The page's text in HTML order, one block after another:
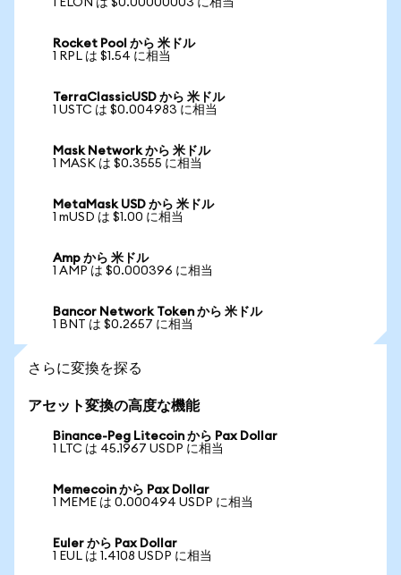
1 ELON は $0.00000003 に相当
Rocket Pool から 米ドル
1 RPL は $1.54 に相当
TerraClassicUSD から 米ドル
1 USTC は $0.004983 に相当
Mask Network から 米ドル
1 MASK は $0.3555 に相当
MetaMask USD から 米ドル
1 mUSD は $1.00 に相当
Amp から 米ドル
1 AMP は $0.000396 に相当
Bancor Network Token から 米ドル
1 BNT は $0.2657 に相当
さらに変換を探る
アセット変換の高度な機能
Binance-Peg Litecoin から Pax Dollar
1 LTC は 45.1967 USDP に相当
Memecoin から Pax Dollar
1 MEME は 0.000494 USDP に相当
Euler から Pax Dollar
1 EUL は 1.4108 USDP に相当